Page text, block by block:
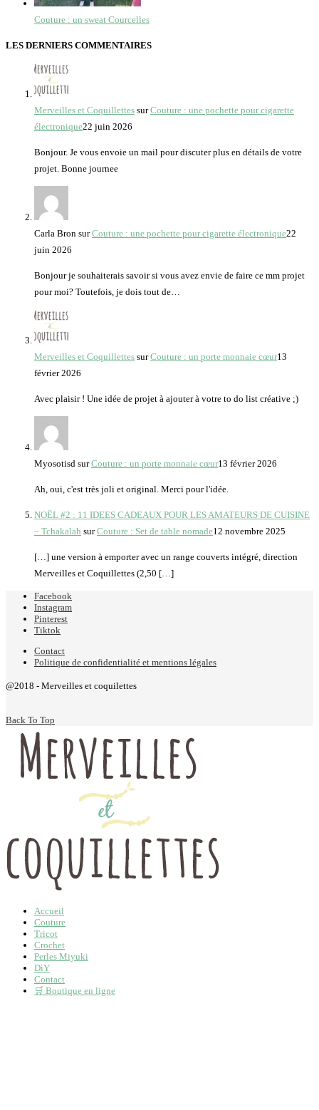
Couture : un sweat Courcelles
LES DERNIERS COMMENTAIRES
Merveilles et Coquillettes surCouture : une pochette pour cigarette
électronique22 juin 2026
Bonjour. Je vous envoie un mail pour discuter plus en détails de votre
projet. Bonne journee
Carla Bron surCouture : une pochette pour cigarette électronique22
juin 2026
Bonjour je souhaiterais savoir si vous avez envie de faire ce mm projet
pour moi? Toutefois, je dois tout de…
Merveilles et Coquillettes surCouture : un porte monnaie cœur13
février 2026
Avec plaisir ! Une idée de projet à ajouter à votre to do list créative ;)
Myosotisd surCouture : un porte monnaie cœur13 février 2026
Ah, oui, c'est très joli et original. Merci pour l'idée.
NOËL #2 : 11 IDEES CADEAUX POUR LES AMATEURS DE CUISINE
– Tchakalah surCouture : Set de table nomade12 novembre 2025
[…] une version à emporter avec un range couverts intégré, direction
Merveilles et Coquillettes (2,50 […]
Facebook
Instagram
Pinterest
Tiktok
Contact
Politique de confidentialité et mentions légales
@2018 - Merveilles et coquilettes
Back To Top
Accueil
Couture
Tricot
Crochet
Perles Miyuki
DiY
Contact
🛒 Boutique en ligne